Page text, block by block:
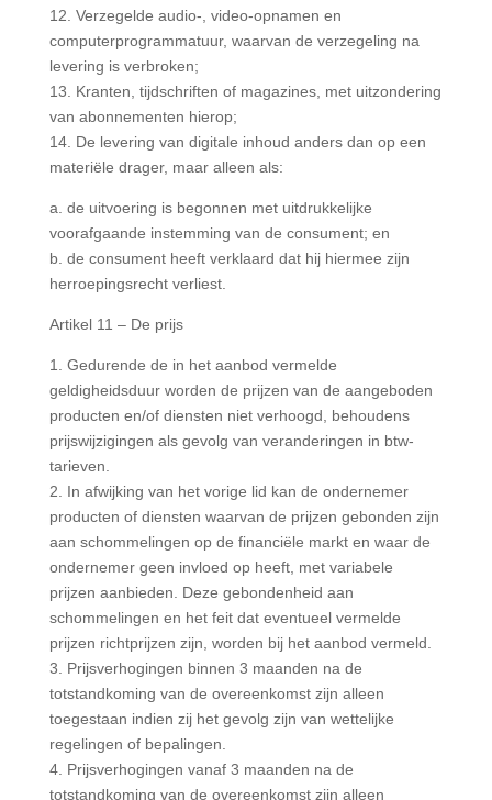
12. Verzegelde audio-, video-opnamen en
computerprogrammatuur, waarvan de verzegeling na
levering is verbroken;
13. Kranten, tijdschriften of magazines, met uitzondering
van abonnementen hierop;
14. De levering van digitale inhoud anders dan op een
materiële drager, maar alleen als:
a. de uitvoering is begonnen met uitdrukkelijke
voorafgaande instemming van de consument; en
b. de consument heeft verklaard dat hij hiermee zijn
herroepingsrecht verliest.
Artikel 11 – De prijs
1. Gedurende de in het aanbod vermelde
geldigheidsduur worden de prijzen van de aangeboden
producten en/of diensten niet verhoogd, behoudens
prijswijzigingen als gevolg van veranderingen in btw-
tarieven.
2. In afwijking van het vorige lid kan de ondernemer
producten of diensten waarvan de prijzen gebonden zijn
aan schommelingen op de financiële markt en waar de
ondernemer geen invloed op heeft, met variabele
prijzen aanbieden. Deze gebondenheid aan
schommelingen en het feit dat eventueel vermelde
prijzen richtprijzen zijn, worden bij het aanbod vermeld.
3. Prijsverhogingen binnen 3 maanden na de
totstandkoming van de overeenkomst zijn alleen
toegestaan indien zij het gevolg zijn van wettelijke
regelingen of bepalingen.
4. Prijsverhogingen vanaf 3 maanden na de
totstandkoming van de overeenkomst zijn alleen